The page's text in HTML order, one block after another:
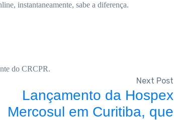
instantaneamente, sabe a diferença.
do CRCPR.
Next Post
Lançamento da Hospex
Mercosul em Curitiba, que